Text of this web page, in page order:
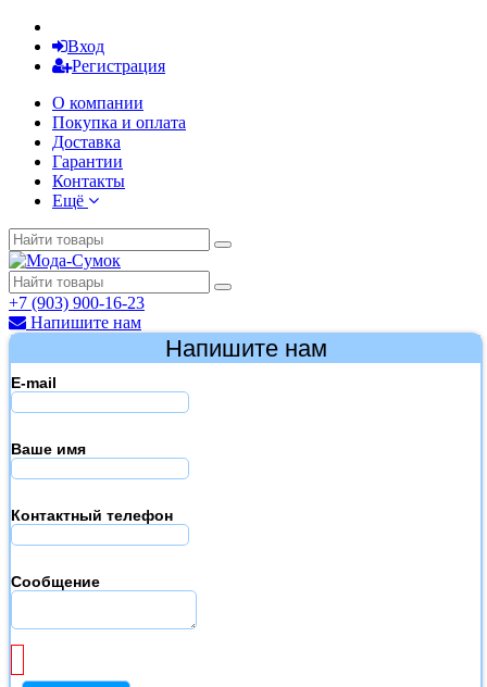
Вход
Регистрация
О компании
Покупка и оплата
Доставка
Гарантии
Контакты
Ещё
+7 (903) 900-16-23
Напишите нам
Напишите нам
E-mail
Ваше имя
Контактный телефон
Сообщение